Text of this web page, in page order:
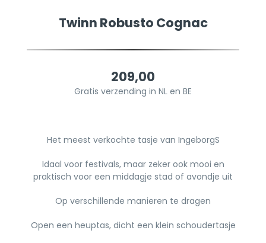
Twinn Robusto Cognac
209,00
Gratis verzending in NL en BE
Het meest verkochte tasje van IngeborgS
Idaal voor festivals, maar zeker ook mooi en
praktisch voor een middagje stad of avondje uit
Op verschillende manieren te dragen
Open een heuptas, dicht een klein schoudertasje